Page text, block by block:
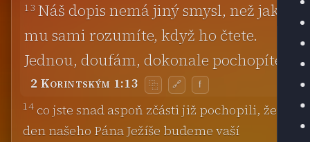
13 Náš dopis nemá jiný smysl, než jak
mu sami rozumíte, když ho čtete.
Jednou, doufám, dokonale pochopíte,
2 Korintským 1:13 ⿻ 🔗 f
14 co jste snad aspoň zčásti již pochopili, že v
den našeho Pána Ježíše budeme vaší